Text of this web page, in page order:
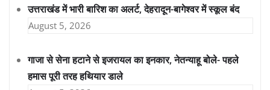
उत्तराखंड में भारी बारिश का अलर्ट, देहरादून-बागेश्वर में स्कूल बंद
August 5, 2026
गाजा से सेना हटाने से इजरायल का इनकार, नेतन्याहू बोले- पहले
हमास पूरी तरह हथियार डाले